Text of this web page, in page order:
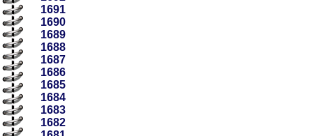
1691
1690
1689
1688
1687
1686
1685
1684
1683
1682